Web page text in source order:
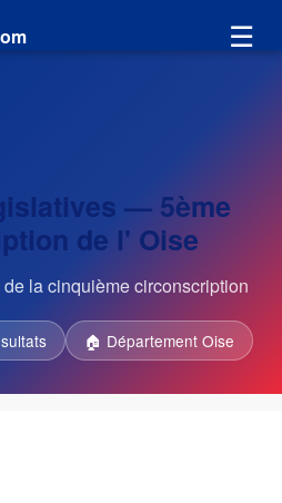
☰
— 5ème
de l' Oise
la cinquième circonscription
🏠 Département Oise